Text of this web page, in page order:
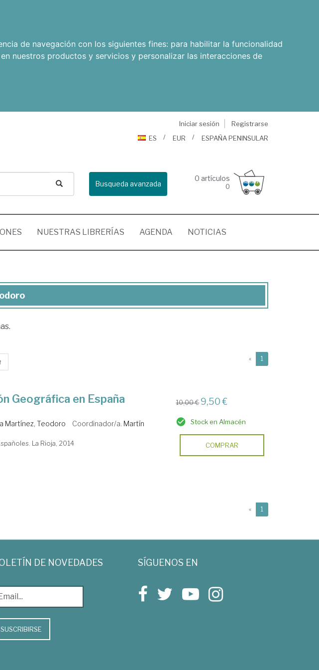
de navegación con los siguientes fines: para habilitar la funcionalidad
nuestros productos y servicios y personalizar las interacciones de
Iniciar sesión
Registrarse
ES
EUR ESPAÑA PENINSULAR
Busqueda avanzada
0 artículos
0
NUESTRAS LIBRERÍAS AGENDA NOTICIAS
↑ « 1
Geográfica en España
Martínez, Teodoro Coordinador/a. Martín
La Rioja, 2014
10,00 € 9,50 €
Stock en Almacén
COMPRAR
« 1
DE NOVEDADES
SUSCRIBIRSE
SÍGUENOS EN